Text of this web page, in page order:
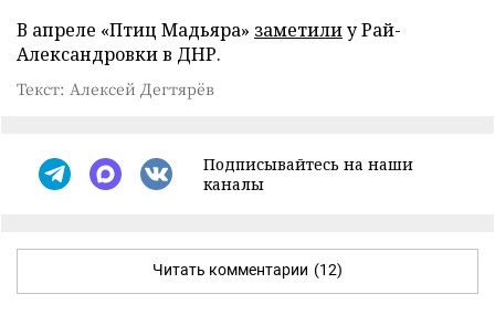
В апреле «Птиц Мадьяра» заметилиу Рай-
Александровки в ДНР.
Текст: Алексей Дегтярёв
Подписывайтесь на наши
каналы
Читать комментарии (12)